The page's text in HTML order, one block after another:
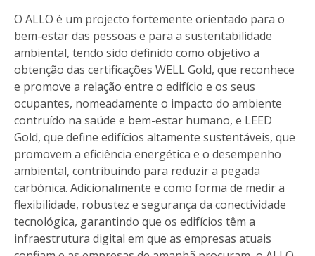
O ALLO é um projecto fortemente orientado para o
bem-estar das pessoas e para a sustentabilidade
ambiental, tendo sido definido como objetivo a
obtenção das certificações WELL Gold, que reconhece
e promove a relação entre o edifício e os seus
ocupantes, nomeadamente o impacto do ambiente
contruído na saúde e bem-estar humano, e LEED
Gold, que define edifícios altamente sustentáveis, que
promovem a eficiência energética e o desempenho
ambiental, contribuindo para reduzir a pegada
carbónica. Adicionalmente e como forma de medir a
flexibilidade, robustez e segurança da conectividade
tecnológica, garantindo que os edifícios têm a
infraestrutura digital em que as empresas atuais